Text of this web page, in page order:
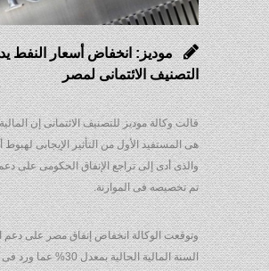
موديز: انخفاض أسعار النفط
التصنيف الائتمانى لمصر
قالت وكالة موديز للتصنيف الائتمانى إن
هى المستفيد الأول من التأثير الإيجابى لهبوط
والذى أدى إلى تراجع الإنفاق الحكومى على
تم تخصيصه فى الموازنة.
وتوقعت الوكالة انخفاض إنفاق مصر على دعم
السنة المالية الحالية بمعدل